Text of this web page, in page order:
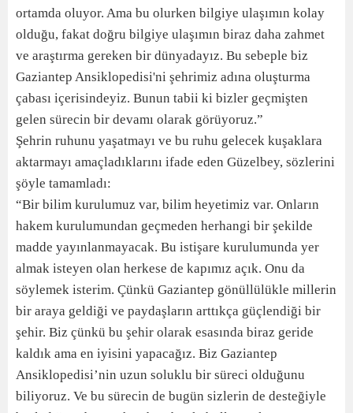
ortamda oluyor. Ama bu olurken bilgiye ulaşımın kolay
olduğu, fakat doğru bilgiye ulaşımın biraz daha zahmet
ve araştırma gereken bir dünyadayız. Bu sebeple biz
Gaziantep Ansiklopedisi'ni şehrimiz adına oluşturma
çabası içerisindeyiz. Bunun tabii ki bizler geçmişten
gelen sürecin bir devamı olarak görüyoruz.”
Şehrin ruhunu yaşatmayı ve bu ruhu gelecek kuşaklara
aktarmayı amaçladıklarını ifade eden Güzelbey, sözlerini
şöyle tamamladı:
“Bir bilim kurulumuz var, bilim heyetimiz var. Onların
hakem kurulumundan geçmeden herhangi bir şekilde
madde yayınlanmayacak. Bu istişare kurulumunda yer
almak isteyen olan herkese de kapımız açık. Onu da
söylemek isterim. Çünkü Gaziantep gönüllülükle millerin
bir araya geldiği ve paydaşların arttıkça güçlendiği bir
şehir. Biz çünkü bu şehir olarak esasında biraz geride
kaldık ama en iyisini yapacağız. Biz Gaziantep
Ansiklopedisi’nin uzun soluklu bir süreci olduğunu
biliyoruz. Ve bu sürecin de bugün sizlerin de desteğiyle